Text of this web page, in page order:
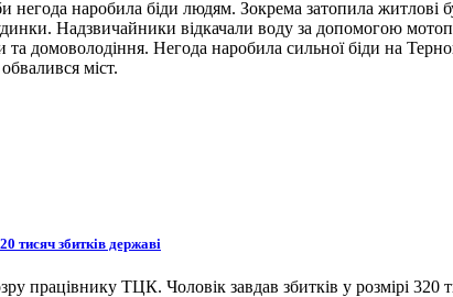
наробила біди людям. Зокрема затопила житлові
Надзвичайники відкачали воду за допомогою
домоволодіння. Негода наробила сильної біди на
міст.
тисяч збитків державі
працівнику ТЦК. Чоловік завдав збитків у розмірі